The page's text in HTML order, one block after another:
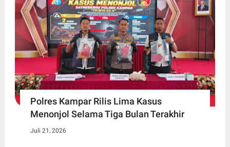
Polres Kampar Rilis Lima Kasus
Menonjol Selama Tiga Bulan Terakhir
Juli 21, 2026